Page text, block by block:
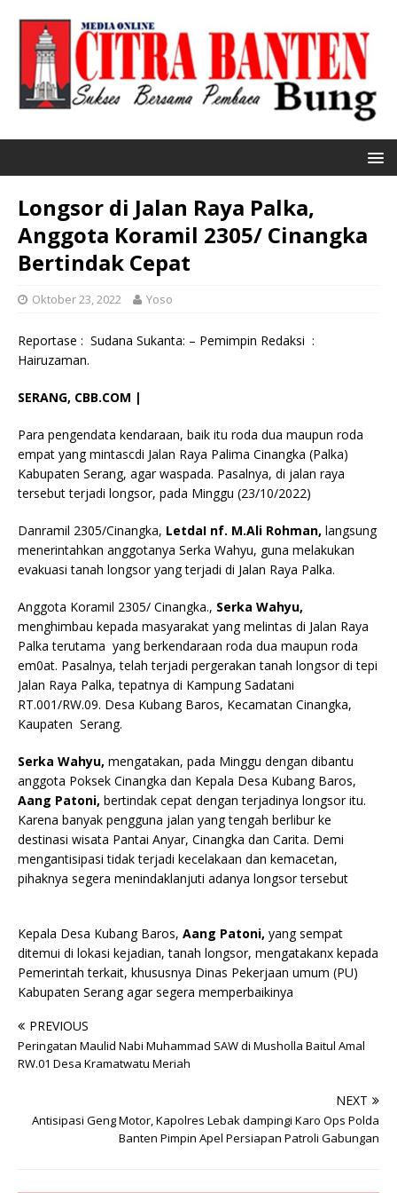
Longsor di Jalan Raya Palka,
Anggota Koramil 2305/ Cinangka
Bertindak Cepat
Oktober 23, 2022 Yoso
Reportase : Sudana Sukanta: – Pemimpin Redaksi :
Hairuzaman.
SERANG, CBB.COM |
Para pengendata kendaraan, baik itu roda dua maupun roda
empat yang mintascdi Jalan Raya Palima Cinangka (Palka)
Kabupaten Serang, agar waspada. Pasalnya, di jalan raya
tersebut terjadi longsor, pada Minggu (23/10/2022)
Danramil 2305/Cinangka, LetdaI nf. M.Ali Rohman, langsung
menerintahkan anggotanya Serka Wahyu, guna melakukan
evakuasi tanah longsor yang terjadi di Jalan Raya Palka.
Anggota Koramil 2305/ Cinangka., Serka Wahyu,
menghimbau kepada masyarakat yang melintas di Jalan Raya
Palka terutama yang berkendaraan roda dua maupun roda
em0at. Pasalnya, telah terjadi pergerakan tanah longsor di tepi
Jalan Raya Palka, tepatnya di Kampung Sadatani
RT.001/RW.09. Desa Kubang Baros, Kecamatan Cinangka,
Kaupaten Serang.
Serka Wahyu, mengatakan, pada Minggu dengan dibantu
anggota Poksek Cinangka dan Kepala Desa Kubang Baros,
Aang Patoni, bertindak cepat dengan terjadinya longsor itu.
Karena banyak pengguna jalan yang tengah berlibur ke
destinasi wisata Pantai Anyar, Cinangka dan Carita. Demi
mengantisipasi tidak terjadi kecelakaan dan kemacetan,
pihaknya segera menindaklanjuti adanya longsor tersebut
Kepala Desa Kubang Baros, Aang Patoni, yang sempat
ditemui di lokasi kejadian, tanah longsor, mengatakanx kepada
Pemerintah terkait, khususnya Dinas Pekerjaan umum (PU)
Kabupaten Serang agar segera memperbaikinya
PREVIOUS
Peringatan Maulid Nabi Muhammad SAW di Musholla Baitul Amal
RW.01 Desa Kramatwatu Meriah
NEXT
Antisipasi Geng Motor, Kapolres Lebak dampingi Karo Ops Polda
Banten Pimpin Apel Persiapan Patroli Gabungan